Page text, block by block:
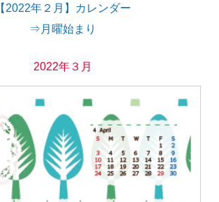
【2022年２月】カレンダー
⇒月曜始まり
2022年３月